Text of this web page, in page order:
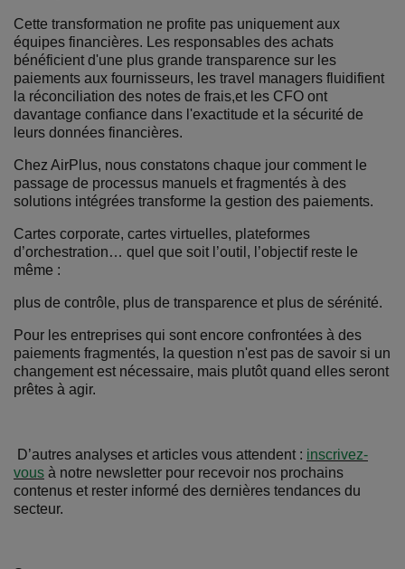
Cette transformation ne profite pas uniquement aux
équipes financières. Les responsables des achats
bénéficient d'une plus grande transparence sur les
paiements aux fournisseurs, les travel managers fluidifient
la réconciliation des notes de frais,et les CFO ont
davantage confiance dans l'exactitude et la sécurité de
leurs données financières.
Chez AirPlus, nous constatons chaque jour comment le
passage de processus manuels et fragmentés à des
solutions intégrées transforme la gestion des paiements.
Cartes corporate, cartes virtuelles, plateformes
d’orchestration… quel que soit l’outil, l’objectif reste le
même :
plus de contrôle, plus de transparence et plus de sérénité.
Pour les entreprises qui sont encore confrontées à des
paiements fragmentés, la question n'est pas de savoir si un
changement est nécessaire, mais plutôt quand elles seront
prêtes à agir.
D’autres analyses et articles vous attendent : inscrivez-
vous à notre newsletter pour recevoir nos prochains
contenus et rester informé des dernières tendances du
secteur.